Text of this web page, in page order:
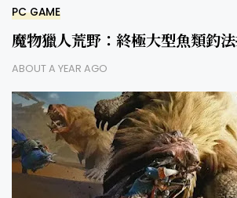
PC GAME
魔物獵人荒野：終極大型魚類釣
ABOUT A YEAR AGO